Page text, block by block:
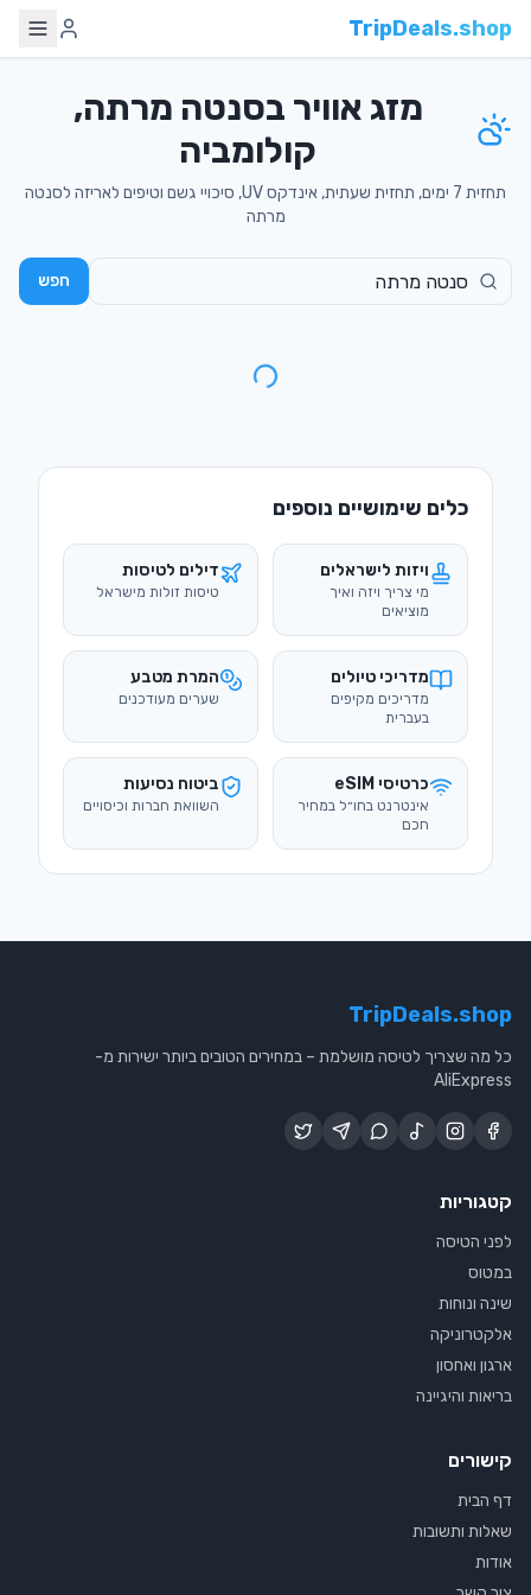
TripDeals.shop
מזג אוויר בסנטה מרתה,
קולומביה
תחזית 7 ימים, תחזית שעתית, אינדקס UV, סיכויי גשם וטיפים לאריזה לסנטה
מרתה
חפש
כלים שימושיים נוספים
מי צריך ויזה ואיך
טיסות זולות מישראל
מדריכים מקיפים
בעברית
שערים מעודכנים
אינטרנט בחו״ל במחיר
חכם
השוואת חברות וכיסויים
TripDeals.shop
כל מה שצריך לטיסה מושלמת – במחירים הטובים ביותר ישירות מ-
AliExpress
קטגוריות
לפני הטיסה
במטוס
שינה ונוחות
אלקטרוניקה
ארגון ואחסון
בריאות והיגיינה
קישורים
דף הבית
שאלות ותשובות
אודות